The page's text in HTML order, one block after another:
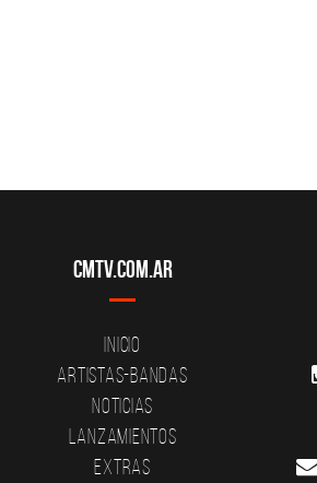
CMTV.com.ar
Inicio
Artistas-Bandas
Noticias
Lanzamientos
Extras